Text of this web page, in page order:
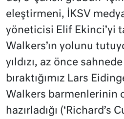
eleştirmeni, İKSV
yöneticisi Elif Ekinci’yi
Walkers’ın yolunu
yıldızı, az önce
bıraktığımız Lars
Walkers barmenlerinin
hazırladığı (‘Richard’s